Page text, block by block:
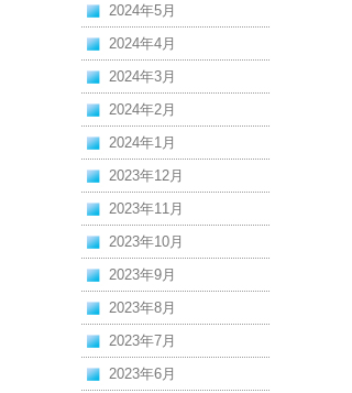
2024年5月
2024年4月
2024年3月
2024年2月
2024年1月
2023年12月
2023年11月
2023年10月
2023年9月
2023年8月
2023年7月
2023年6月